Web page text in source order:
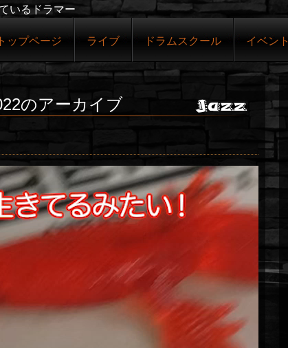
いるドラマー
トップページ ライブ ドラムスクール イベント
のアーカイブ